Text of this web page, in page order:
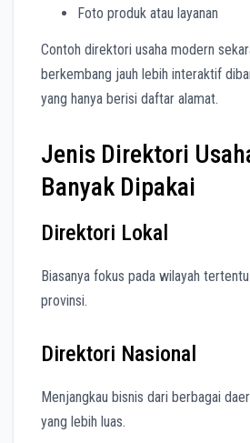
Foto produk atau layanan
Contoh direktori usaha modern
berkembang jauh lebih interaktif
yang hanya berisi daftar alamat.
Jenis Direktori
Banyak Dipakai
Direktori Lokal
Biasanya fokus pada wilayah
provinsi.
Direktori Nasional
Menjangkau bisnis dari berbagai
yang lebih luas.